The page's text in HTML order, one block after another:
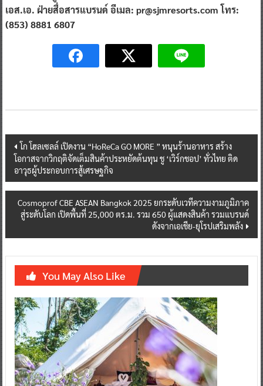
เอส.เอ. ฝ่ายสื่อสารแบรนด์ อีเมล: pr@sjmresorts.com โทร:
(853) 8881 6807
Post
navigation
โก โฮลเซลล์ เปิดงาน “HoReCa GO MORE ” หนุนร้านอาหาร สร้าง
โอกาสจากวิกฤติจัดเต็มสินค้าประหยัดต้นทุน ชู ‘เวิร์กชอป’ ทั่วไทย ติด
อาวุธผู้ประกอบการสู้เศรษฐกิจ
Cosmoprof CBE ASEAN Bangkok 2025 ยกระดับเวทีความงามภูมิภาค
สู่ระดับโลก เปิดพื้นที่ 25,000 ตร.ม. รวม 650 ผู้แสดงสินค้า รวมแบรนด์
ดังจากเอเชีย-ยุโรปเสริมพลัง
You May Also Like